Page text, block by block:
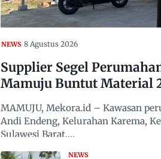
NEWS 8 Agustus 2026
Supplier Segel
Mamuju Buntut Material
MAMUJU, Mekora.id – Kawasan
Andi Endeng, Kelurahan Karema,
Sulawesi Barat,…
NEWS